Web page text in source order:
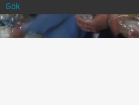
Sök